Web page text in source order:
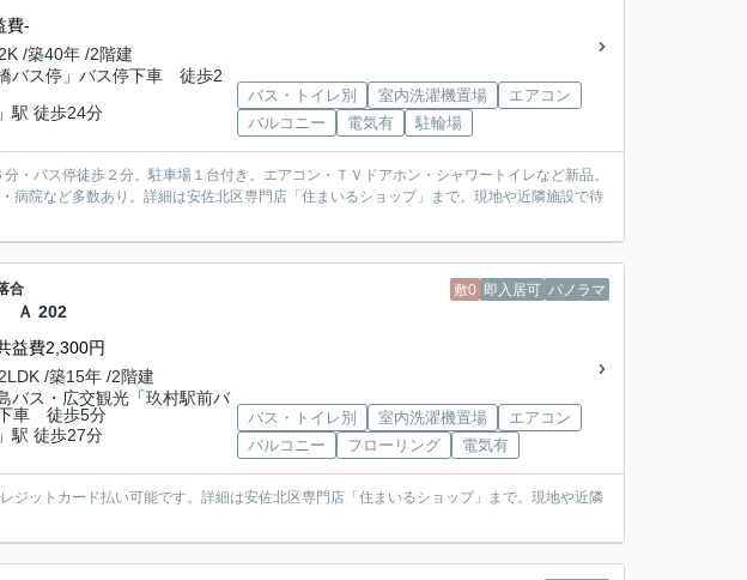
費-
/築40年 /2階建
バス停」バス停下車 徒歩2
駅 徒歩24分
バス・トイレ別 室内洗濯機置場
エアコン
バルコニー
電気有 駐輪場
・バス停徒歩２分。駐車場１台付き。エアコン・ＴＶドアホン・シャワートイレなど新品。
病院など多数あり。詳細は安佐北区専門店「住まいるショップ」まで。現地や近隣施設で待
敷0 即入居可 パノラマ
合
Ａ 202
益費2,300円
/築15年 /2階建
バス・広交観光「玖村駅前バ
車 徒歩5分
駅 徒歩27分
バス・トイレ別 室内洗濯機置場
エアコン
バルコニー
フローリング 電気有
ジットカード払い可能です。詳細は安佐北区専門店「住まいるショップ」まで。現地や近隣